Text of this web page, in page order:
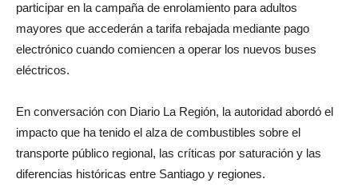
participar en la campaña de enrolamiento para adultos
mayores que accederán a tarifa rebajada mediante pago
electrónico cuando comiencen a operar los nuevos buses
eléctricos.
En conversación con Diario La Región, la autoridad abordó el
impacto que ha tenido el alza de combustibles sobre el
transporte público regional, las críticas por saturación y las
diferencias históricas entre Santiago y regiones.